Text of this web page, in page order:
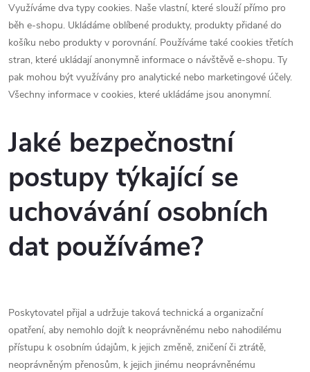
Využíváme dva typy cookies. Naše vlastní, které slouží přímo pro
běh e-shopu. Ukládáme oblíbené produkty, produkty přidané do
košíku nebo produkty v porovnání. Používáme také cookies třetích
stran, které ukládají anonymně informace o návštěvě e-shopu. Ty
pak mohou být využívány pro analytické nebo marketingové účely.
Všechny informace v cookies, které ukládáme jsou anonymní.
Jaké bezpečnostní
postupy týkající se
uchovávání osobních
dat používáme?
Poskytovatel přijal a udržuje taková technická a organizační
opatření, aby nemohlo dojít k neoprávněnému nebo nahodilému
přístupu k osobním údajům, k jejich změně, zničení či ztrátě,
neoprávněným přenosům, k jejich jinému neoprávněnému